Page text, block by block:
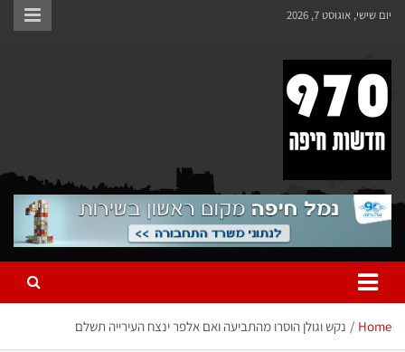
יום שישי, אוגוסט 7, 2026
970 חדשות חיפה
970 חדשות חיפה
Home נקש וגולן הוסרו מהתביעה ואם אלפר ינצח העירייה תשלם